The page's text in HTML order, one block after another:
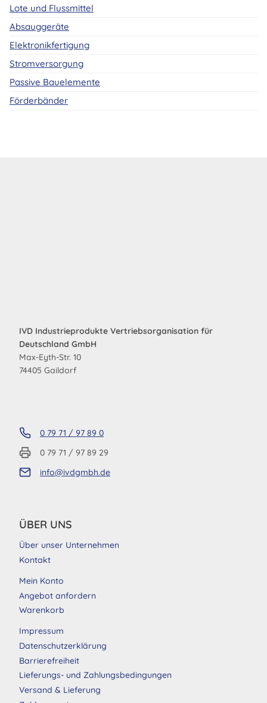
Lote und Flussmittel
Absauggeräte
Elektronikfertigung
Stromversorgung
Passive Bauelemente
Förderbänder
IVD Industrieprodukte Vertriebsorganisation für
Deutschland GmbH
Max-Eyth-Str. 10
74405 Gaildorf
0 79 71 / 97 89 0
0 79 71 / 97 89 29
info@ivdgmbh.de
ÜBER UNS
Über unser Unternehmen
Kontakt
Mein Konto
Angebot anfordern
Warenkorb
Impressum
Datenschutzerklärung
Barrierefreiheit
Lieferungs- und Zahlungsbedingungen
Versand & Lieferung